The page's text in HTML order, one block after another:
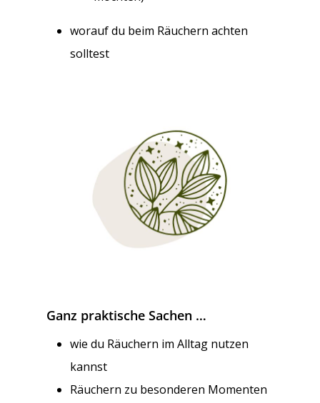
worauf du beim Räuchern achten
solltest
Ganz praktische Sachen …
wie du Räuchern im Alltag nutzen
kannst
Räuchern zu besonderen Momenten